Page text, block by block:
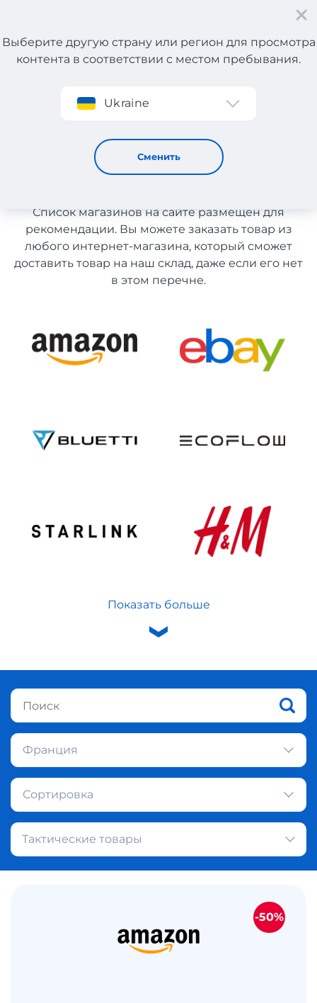
Регистрация
Выберите другую страну или регион для просмотра
контента в соответствии с местом пребывания.
Ukraine
Сменить
Тактические товары с Франции
Тактические товары с
Франции
Список магазинов на сайте размещен для
рекомендации. Вы можете заказать товар из
любого интернет-магазина, который сможет
доставить товар на наш склад, даже если его нет
в этом перечне.
Показать больше
Франция
Сортировка
Тактические товары
-50%